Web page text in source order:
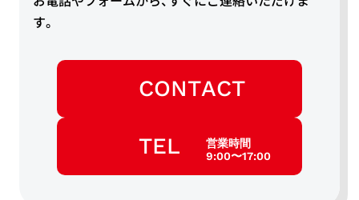
す。
CONTACT
TEL
営業時間
9:00〜17:00